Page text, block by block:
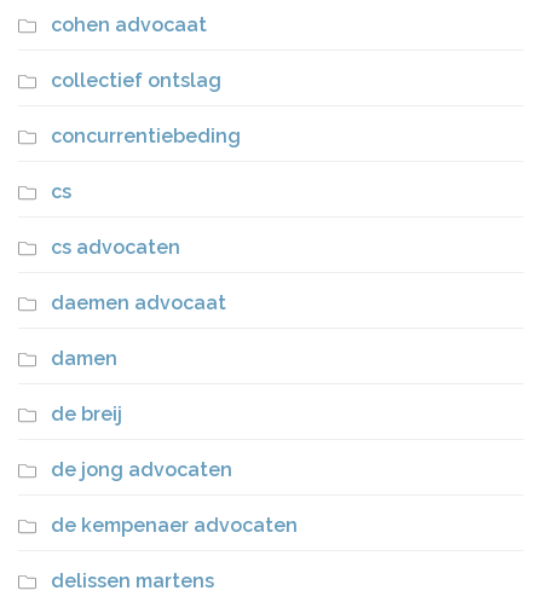
cohen advocaat
collectief ontslag
concurrentiebeding
cs
cs advocaten
daemen advocaat
damen
de breij
de jong advocaten
de kempenaer advocaten
delissen martens